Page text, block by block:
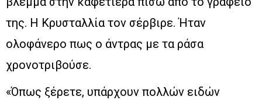
της. Η Κρυσταλλία τον σέρβιρε. Ήταν
ολοφάνερο πως ο άντρας με τα ράσα
χρονοτριβούσε.
«Όπως ξέρετε, υπάρχουν πολλών ειδών